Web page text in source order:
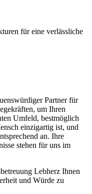
für eine verlässliche
Partner für
um Ihren
Umfeld, bestmöglich
einzigartig ist, und
an. Ihre
stehen für uns im
Lebherz Ihnen
und Würde zu